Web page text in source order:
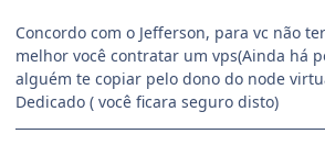
Concordo com o Jefferson, para vc não
melhor você contratar um vps(Ainda há
alguém te copiar pelo dono do node
Dedicado ( você ficara seguro disto)